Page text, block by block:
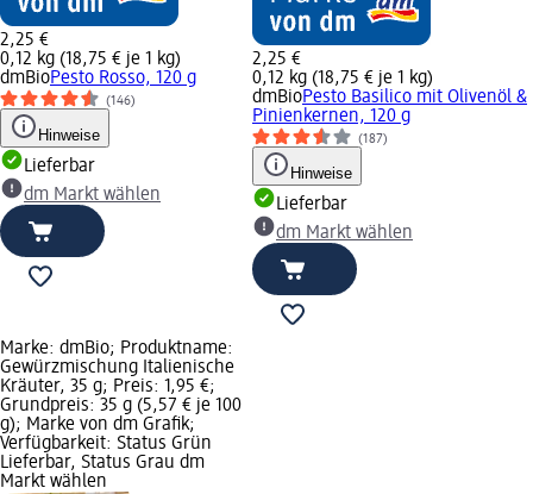
2,25 €
0,12 kg (18,75 € je 1 kg)
dmBioPesto Rosso, 120 g
(146)
Hinweise
Lieferbar
dm Markt wählen
2,25 €
0,12 kg (18,75 € je 1 kg)
dmBioPesto Basilico mit Olivenöl &
Pinienkernen, 120 g
(187)
Hinweise
Lieferbar
dm Markt wählen
Marke: dmBio; Produktname:
Gewürzmischung Italienische
Kräuter, 35 g; Preis: 1,95 €;
Grundpreis: 35 g (5,57 € je 100
g); Marke von dm Grafik;
Verfügbarkeit: Status Grün
Lieferbar, Status Grau dm
Markt wählen